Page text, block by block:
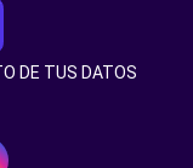
DE TUS DATOS